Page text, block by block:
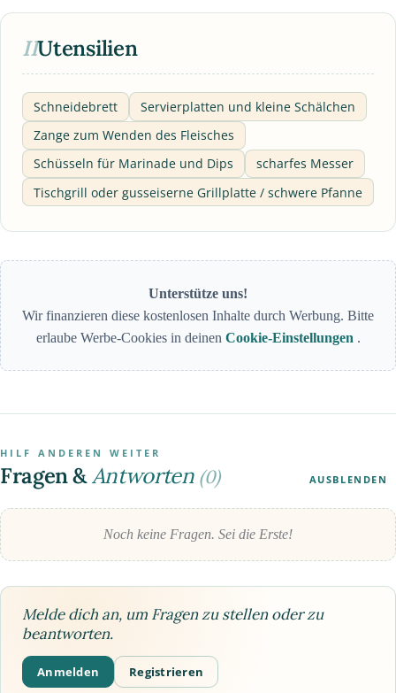
IIUtensilien
Schneidebrett
Servierplatten und kleine Schälchen
Zange zum Wenden des Fleisches
Schüsseln für Marinade und Dips
scharfes Messer
Tischgrill oder gusseiserne Grillplatte / schwere Pfanne
Unterstütze uns!
Wir finanzieren diese kostenlosen Inhalte durch Werbung. Bitte
erlaube Werbe-Cookies in deinen Cookie-Einstellungen .
HILF ANDEREN WEITER
Fragen &Antworten (0) AUSBLENDEN
Noch keine Fragen. Sei die Erste!
Melde dich an, um Fragen zu stellen oder zu
beantworten.
Anmelden Registrieren